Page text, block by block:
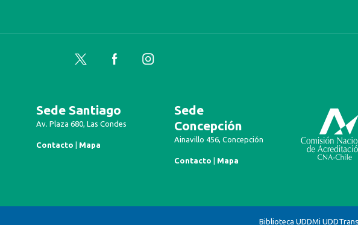
Twitter FacebookInstagram
Sede Santiago
Av. Plaza 680, Las Condes
Contacto Mapa
Sede
Concepción
Ainavillo 456, Concepción
Contacto Mapa
Biblioteca UDDMi UDD